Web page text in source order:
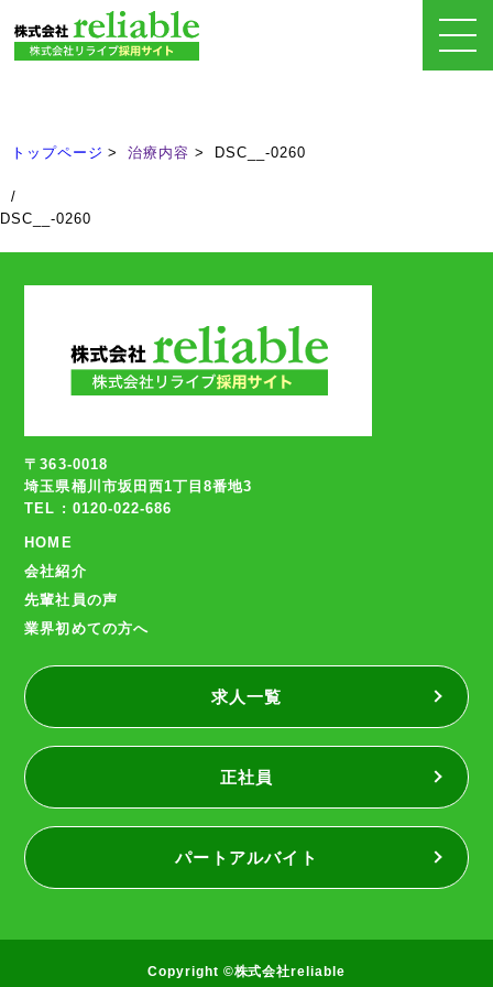
Treatment
トップページ 治療内容 DSC__-0260
/
DSC__-0260
〒363-0018
埼玉県桶川市坂田西1丁目8番地3
TEL : 0120-022-686
HOME
会社紹介
先輩社員の声
業界初めての方へ
求人一覧
正社員
パートアルバイト
Copyright ©株式会社reliable